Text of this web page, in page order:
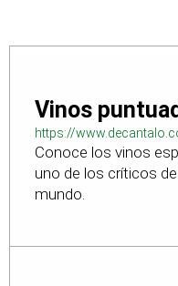
Vinos
https://
Conoce los vinos
uno de los críticos
mundo.